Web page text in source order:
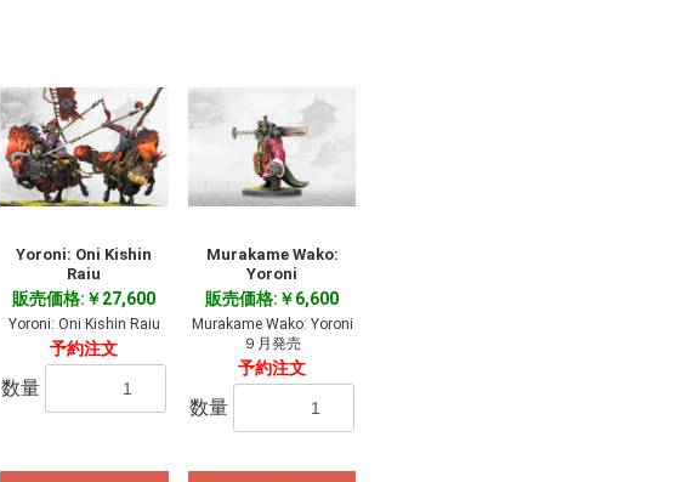
Yoroni: Oni Kishin
Raiu
販売価格:￥27,600
Yoroni: Oni Kishin Raiu
予約注文
数量
Murakame Wako:
Yoroni
販売価格:￥6,600
Murakame Wako: Yoroni
９月発売
予約注文
数量